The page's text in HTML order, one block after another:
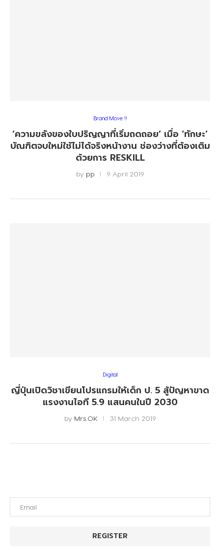
Brand Move !!
‘ความขลังของใบปริญญาที่เริ่มถดถอย’ เมื่อ ‘ทักษะ’
บัณฑิตจบใหม่ใช้ไม่ได้จริงหน้างาน ช่องว่างที่ต้องเติม
ด้วยการ RESKILL
by pp 9 April 2019
Digital
ญี่ปุ่นเปิดวิชาเขียนโปรแกรมให้เด็ก ป. 5 สู้ปัญหาขาด
แรงงานไอที 5.9 แสนคนในปี 2030
by Mrs.OK 31 March 2019